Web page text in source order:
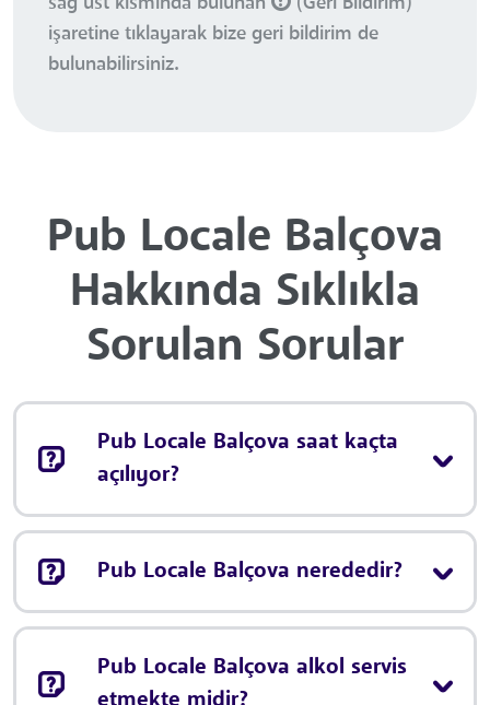
işaretine tıklayarak bize geri bildirim de
bulunabilirsiniz.
Pub Locale Balçova
Hakkında Sıklıkla
Sorulan Sorular
Pub Locale Balçova saat kaçta
açılıyor?
Pub Locale Balçova nerededir?
Pub Locale Balçova alkol servis
etmekte midir?